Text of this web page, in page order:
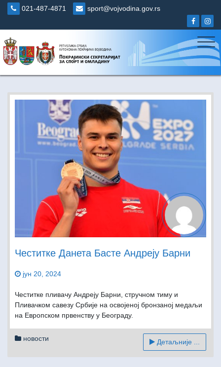
Skip
021-487-4871 sport@vojvodina.gov.rs
Честитке Данета Басте Андреју Барни
јун 20, 2024
Честитке пливачу Андреју Барни, стручном тиму и
Пливачком савезу Србије на освојеној бронзаној медаљи
на Европском првенству у Београду.
новости Детаљније ...